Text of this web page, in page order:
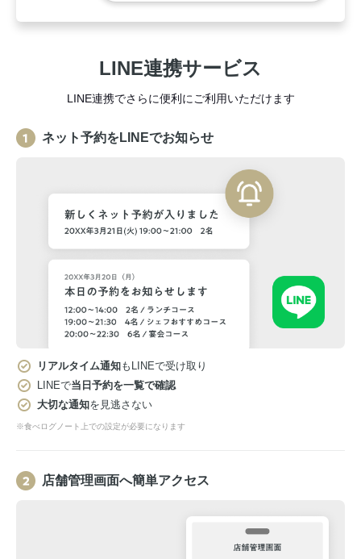
LINE連携サービス
LINE連携でさらに便利にご利用いただけます
ネット予約をLINEでお知らせ
リアルタイム通知もLINEで受け取り
LINEで当日予約を一覧で確認
大切な通知を見逃さない
※食べログノート上での設定が必要になります
店舗管理画面へ簡単アクセス